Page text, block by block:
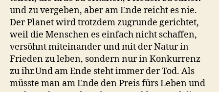
und zu vergeben, aber am Ende reicht es nie.
Der Planet wird trotzdem zugrunde gerichtet,
weil die Menschen es einfach nicht schaffen,
versöhnt miteinander und mit der Natur in
Frieden zu leben, sondern nur in Konkurrenz
zu ihr.Und am Ende steht immer der Tod. Als
müsste man am Ende den Preis fürs Leben und